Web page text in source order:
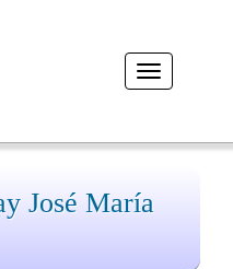
Desplegar
navegación
José María